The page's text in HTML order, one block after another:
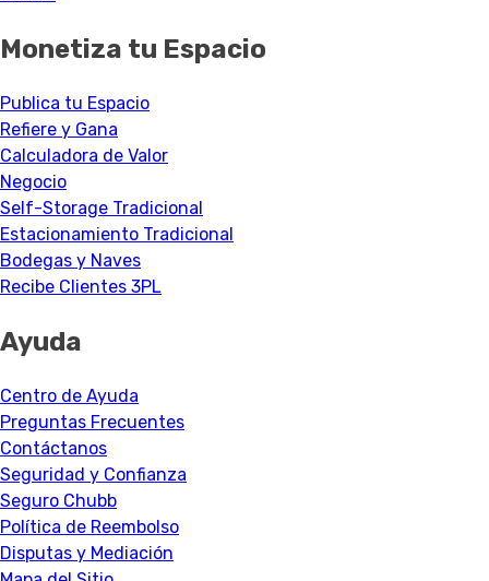
Monetiza tu Espacio
Publica tu Espacio
Refiere y Gana
Calculadora de Valor
Negocio
Self-Storage Tradicional
Estacionamiento Tradicional
Bodegas y Naves
Recibe Clientes 3PL
Ayuda
Centro de Ayuda
Preguntas Frecuentes
Contáctanos
Seguridad y Confianza
Seguro Chubb
Política de Reembolso
Disputas y Mediación